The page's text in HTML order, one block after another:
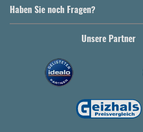
Haben Sie noch Fragen?
Unsere Partner